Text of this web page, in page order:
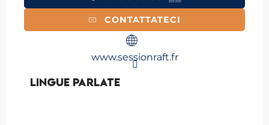
CONTATTATECI
www.sessionraft.fr
Lingue parlate
Lingue parlate